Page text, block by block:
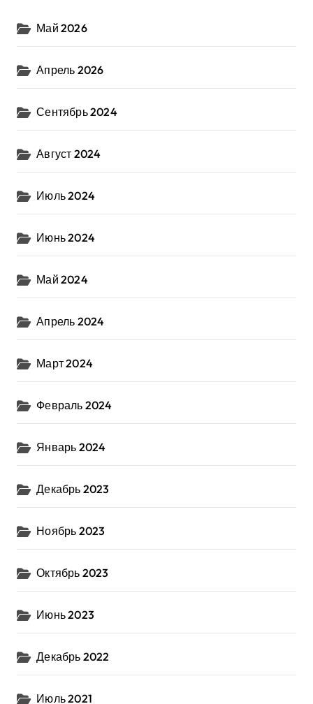
Май 2026
Апрель 2026
Сентябрь 2024
Август 2024
Июль 2024
Июнь 2024
Май 2024
Апрель 2024
Март 2024
Февраль 2024
Январь 2024
Декабрь 2023
Ноябрь 2023
Октябрь 2023
Июнь 2023
Декабрь 2022
Июль 2021